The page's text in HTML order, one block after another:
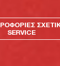
SERVICE